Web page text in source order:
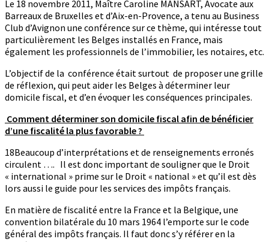
Le 18 novembre 2011, Maître Caroline MANSART, Avocate aux
Barreaux de Bruxelles et d’Aix-en-Provence, a tenu au Business
Club d’Avignon une conférence sur ce thème, qui intéresse tout
particulièrement les Belges installés en France, mais
également les professionnels de l’immobilier, les notaires, etc.
L’objectif de la conférence était surtout de proposer une grille
de réflexion, qui peut aider les Belges à déterminer leur
domicile fiscal, et d’en évoquer les conséquences principales.
Comment déterminer son domicile fiscal afin de bénéficier
d’une fiscalité la plus favorable ?
18Beaucoup d’interprétations et de renseignements erronés
circulent …. Il est donc important de souligner que le Droit
« international » prime sur le Droit « national » et qu’il est dès
lors aussi le guide pour les services des impôts français.
En matière de fiscalité entre la France et la Belgique, une
convention bilatérale du 10 mars 1964 l’emporte sur le code
général des impôts français. Il faut donc s’y référer en la